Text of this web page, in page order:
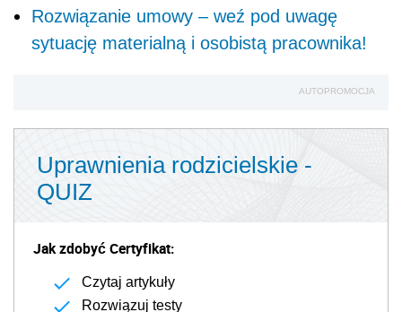
Rozwiązanie umowy – weź pod uwagę
sytuację materialną i osobistą pracownika!
AUTOPROMOCJA
Uprawnienia rodzicielskie -
QUIZ
Jak zdobyć Certyfikat:
Czytaj artykuły
Rozwiązuj testy